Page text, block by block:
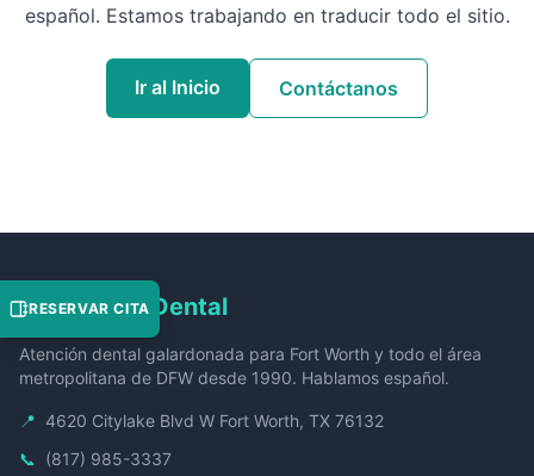
español. Estamos trabajando en traducir todo el sitio.
Ir al Inicio Contáctanos
Fort Worth Dental
Atención dental galardonada para Fort Worth y todo el área
metropolitana de DFW desde 1990. Hablamos español.
📍 4620 Citylake Blvd W Fort Worth, TX 76132
📞 (817) 985-3337
RESERVAR CITA